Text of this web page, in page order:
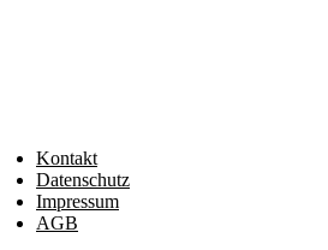
Kontakt
Datenschutz
Impressum
AGB